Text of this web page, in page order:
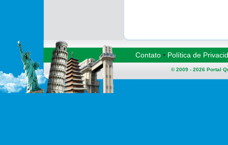
Contato • Política de
© 2009 - 2026 Portal